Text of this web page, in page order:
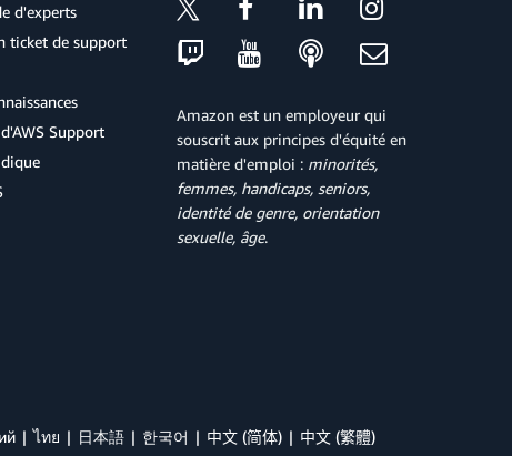
d'experts
ticket de support
Support
Amazon est un employeur qui
souscrit aux principes d'équité en
matière d'emploi : minorités,
femmes, handicaps, seniors,
identité de genre, orientation
sexuelle, âge.
ไทย 日本語 한국어 中文 (简体) 中文 (繁體)